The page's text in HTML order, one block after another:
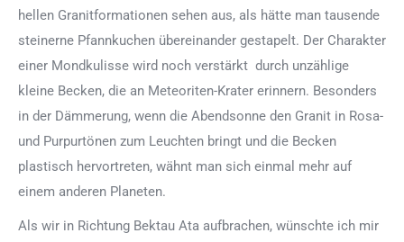
hellen Granitformationen sehen aus, als hätte man tausende
steinerne Pfannkuchen übereinander gestapelt. Der Charakter
einer Mondkulisse wird noch verstärkt durch unzählige
kleine Becken, die an Meteoriten-Krater erinnern. Besonders
in der Dämmerung, wenn die Abendsonne den Granit in Rosa-
und Purpurtönen zum Leuchten bringt und die Becken
plastisch hervortreten, wähnt man sich einmal mehr auf
einem anderen Planeten.
Als wir in Richtung Bektau Ata aufbrachen, wünschte ich mir